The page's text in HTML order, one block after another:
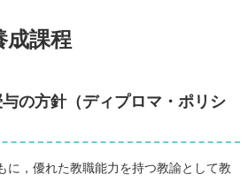
成課程
の方針（ディプロマ・ポリシ
，優れた教職能⼒を持つ教諭として教